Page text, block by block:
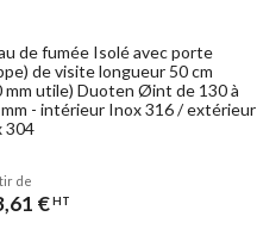
de fumée Isolé avec porte
de visite longueur 50 cm
mm utile) Duoten Øint de 130 à
- intérieur Inox 316 / extérieur
304
de
€HT